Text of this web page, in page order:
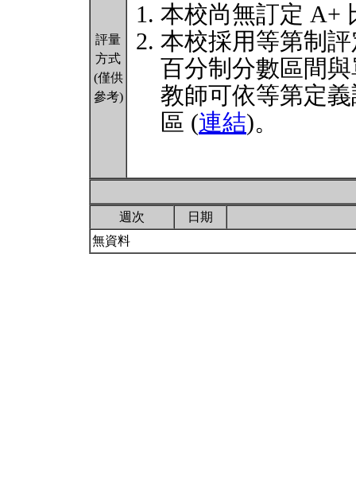
評量
方式
(僅供
參考)
本校尚無訂定 A+
本校採用等第制
百分制分數區間
教師可依等第定
區 (連結)。
週次
日期
無資料